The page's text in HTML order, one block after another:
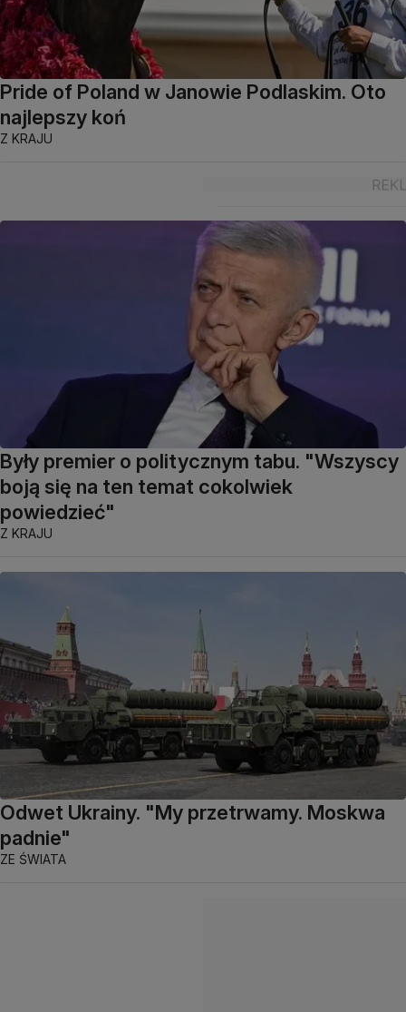
Pride of Poland w Janowie Podlaskim. Oto
najlepszy koń
Z KRAJU
Były premier o politycznym tabu. "Wszyscy
boją się na ten temat cokolwiek
powiedzieć"
Z KRAJU
Odwet Ukrainy. "My przetrwamy. Moskwa
padnie"
ZE ŚWIATA